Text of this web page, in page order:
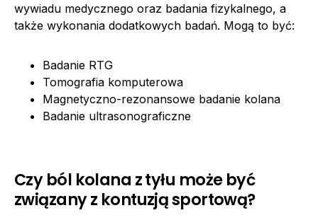
wywiadu medycznego oraz badania fizykalnego, a
także wykonania dodatkowych badań. Mogą to być:
Badanie RTG
Tomografia komputerowa
Magnetyczno-rezonansowe badanie kolana
Badanie ultrasonograficzne
Czy ból kolana z tyłu może być
związany z kontuzją sportową?